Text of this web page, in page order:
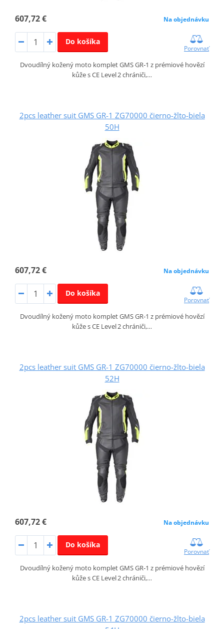
607,72 € Na objednávku
Do košíka
Porovnať
Dvoudílný kožený moto komplet GMS GR‑1 z prémiové hovězí
kůže s CE Level 2 chrániči,…
2pcs leather suit GMS GR-1 ZG70000 čierno-žlto-biela
50H
607,72 € Na objednávku
Do košíka
Porovnať
Dvoudílný kožený moto komplet GMS GR‑1 z prémiové hovězí
kůže s CE Level 2 chrániči,…
2pcs leather suit GMS GR-1 ZG70000 čierno-žlto-biela
52H
607,72 € Na objednávku
Do košíka
Porovnať
Dvoudílný kožený moto komplet GMS GR‑1 z prémiové hovězí
kůže s CE Level 2 chrániči,…
2pcs leather suit GMS GR-1 ZG70000 čierno-žlto-biela